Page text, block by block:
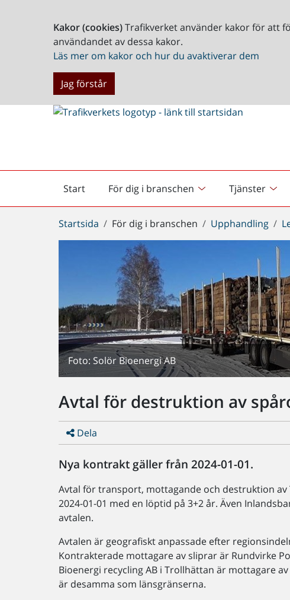
Kakor (cookies)Trafikverket använder kakor för att
användandet av dessa kakor.
Läs mer om kakor och hur du avaktiverar dem
Jag förstår
Start
Startsida För dig i branschen Tjänster
Du
är
Startsida För dig i branschen Upphandling
Foto: Solör Bioenergi AB
Avtal för destruktion av
Dela
Nya kontrakt gäller från 2024-01-01.
Avtal för transport, mottagande och destruktion
2024-01-01 med en löptid på 3+2 år. Även
avtalen.
Avtalen är geografiskt anpassade efter
Kontrakterade mottagare av sliprar är Rundvirke
Bioenergi recycling AB i Trollhättan är mottagare
är desamma som länsgränserna.